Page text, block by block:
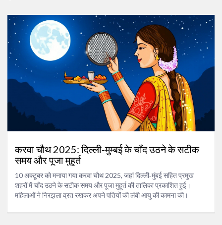
करवा चौथ 2025: दिल्ली‑मुम्बई के चाँद उठने के सटीक
समय और पूजा मुहूर्त
10 अक्टूबर को मनाया गया करवा चौथ 2025, जहां दिल्ली‑मुंबई सहित प्रमुख
शहरों में चाँद उठने के सटीक समय और पूजा मुहूर्त की तालिका प्रकाशित हुई।
महिलाओं ने निरझला व्रत रखकर अपने पतियों की लंबी आयु की कामना की।